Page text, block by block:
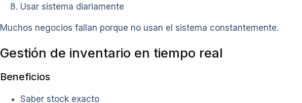
Usar sistema diariamente
Muchos negocios fallan porque no usan el sistema constantemente.
Gestión de inventario en tiempo real
Beneficios
Saber stock exacto